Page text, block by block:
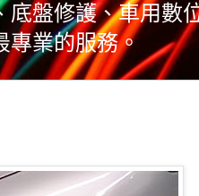
盤修護、車用數
專業的服務。